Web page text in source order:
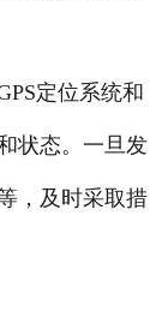
定位系统和
状态。一旦发
，及时采取措